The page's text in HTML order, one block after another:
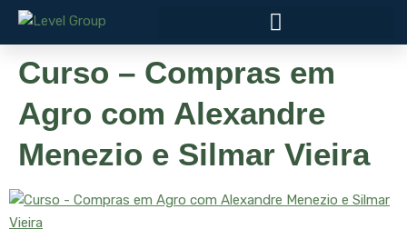
Curso – Compras em
Agro com Alexandre
Menezio e Silmar Vieira